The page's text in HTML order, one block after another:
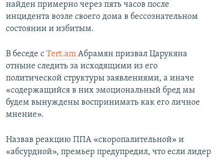
найден примерно через пять часов после
инцидента возле своего дома в бессознательном
состоянии и избитым.
В беседе с Tert.am Абрамян призвал Царукяна
отныне следить за исходящими из его
политической структуры заявлениями, а иначе
«содержащийся в них эмоциональный бред мы
будем вынуждены воспринимать как его личное
мнение».
Назвав реакцию ППА «скоропалительной» и
«абсурдной», премьер предупредил, что если лидер